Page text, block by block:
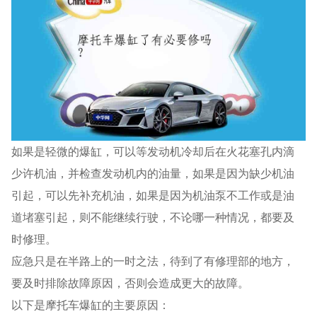
如果是轻微的爆缸，可以等发动机冷却后在火花塞孔内滴
少许机油，并检查发动机内的油量，如果是因为缺少机油
引起，可以先补充机油，如果是因为机油泵不工作或是油
道堵塞引起，则不能继续行驶，不论哪一种情况，都要及
时修理。
应急只是在半路上的一时之法，待到了有修理部的地方，
要及时排除故障原因，否则会造成更大的故障。
以下是摩托车爆缸的主要原因：